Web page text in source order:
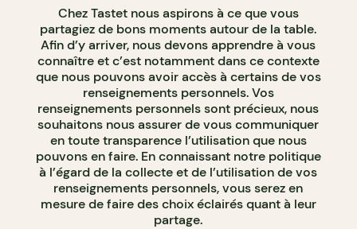
Chez Tastet nous aspirons à ce que vous
partagiez de bons moments autour de la table.
Afin d’y arriver, nous devons apprendre à vous
connaître et c’est notamment dans ce contexte
que nous pouvons avoir accès à certains de vos
renseignements personnels. Vos
renseignements personnels sont précieux, nous
souhaitons nous assurer de vous communiquer
en toute transparence l’utilisation que nous
pouvons en faire. En connaissant notre politique
à l’égard de la collecte et de l’utilisation de vos
renseignements personnels, vous serez en
mesure de faire des choix éclairés quant à leur
partage.